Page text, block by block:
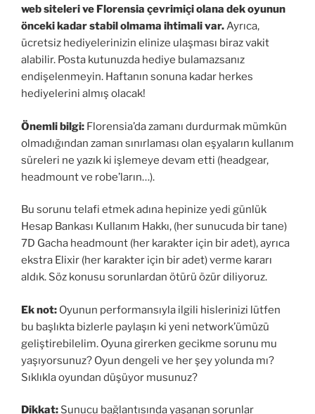
web siteleri ve Florensia çevrimiçi olana dek oyunun
önceki kadar stabil olmama ihtimali var.Ayrıca,
ücretsiz hediyelerinizin elinize ulaşması biraz vakit
alabilir. Posta kutunuzda hediye bulamazsanız
endişelenmeyin. Haftanın sonuna kadar herkes
hediyelerini almış olacak!
Önemli bilgi: Florensia’da zamanı durdurmak mümkün
olmadığından zaman sınırlaması olan eşyaların kullanım
süreleri ne yazık ki işlemeye devam etti (headgear,
headmount ve robe’ların…).
Bu sorunu telafi etmek adına hepinize yedi günlük
Hesap Bankası Kullanım Hakkı, (her sunucuda bir tane)
7D Gacha headmount (her karakter için bir adet), ayrıca
ekstra Elixir (her karakter için bir adet) verme kararı
aldık. Söz konusu sorunlardan ötürü özür diliyoruz.
Ek not: Oyunun performansıyla ilgili hislerinizi lütfen
bu başlıkta bizlerle paylaşın ki yeni network’ümüzü
geliştirebilelim. Oyuna girerken gecikme sorunu mu
yaşıyorsunuz? Oyun dengeli ve her şey yolunda mı?
Sıklıkla oyundan düşüyor musunuz?
Dikkat: Sunucu bağlantısında yaşanan sorunlar